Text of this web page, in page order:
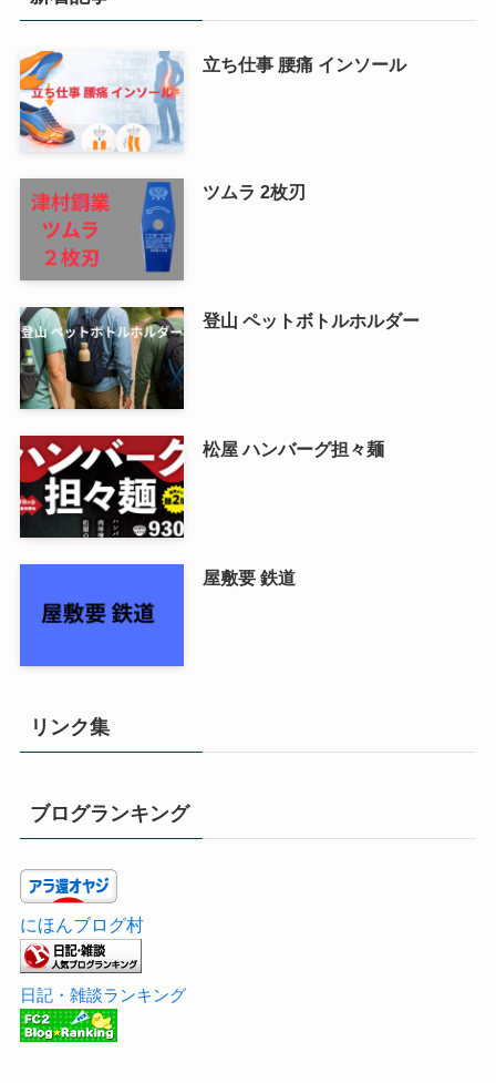
新着記事
立ち仕事 腰痛 インソール
ツムラ 2枚刃
登山 ペットボトルホルダー
屋敷要 鉄道
リンク集